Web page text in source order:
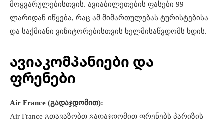
მოყვარულებისთვის. ავიაბილეთების ფასები 99
ლარიდან იწყება, რაც ამ მიმართულებას ტურისტებისა
და საქმიანი ვიზიტორებისთვის ხელმისაწვდომს ხდის.
ავიაკომპანიები და
ფრენები
Air France (გადაჯდომით):
Air France გთავაზობთ გადაჯდომით ფრენებს პარიზის